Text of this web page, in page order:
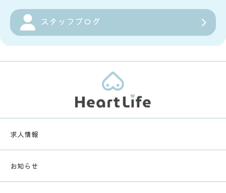
スタッフブログ
求人情報
お知らせ